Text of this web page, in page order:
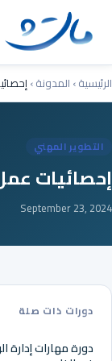
content
الرئيسية› المدونة›
التطوير المهني
إحصائيات
September 23, 2024
دورات ذات صلة
دورة مهارات إدارة